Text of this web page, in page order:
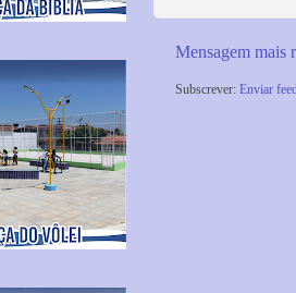
Mensagem mais
Subscrever: Enviar